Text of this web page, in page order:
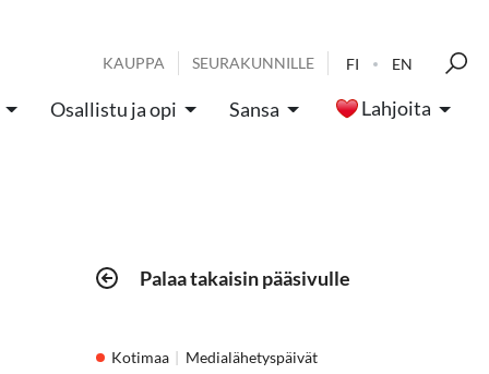
KAUPPA SEURAKUNNILLE FI EN
Osallistu ja opi Sansa Lahjoita
Palaa takaisin pääsivulle
Kotimaa
Medialähetyspäivät